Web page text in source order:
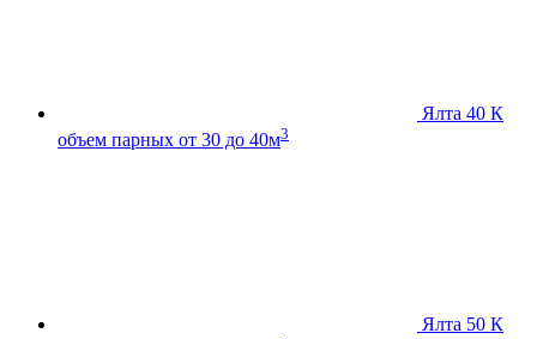
Ялта 40 К
объем парных от 30 до 40м3
Ялта 50 К